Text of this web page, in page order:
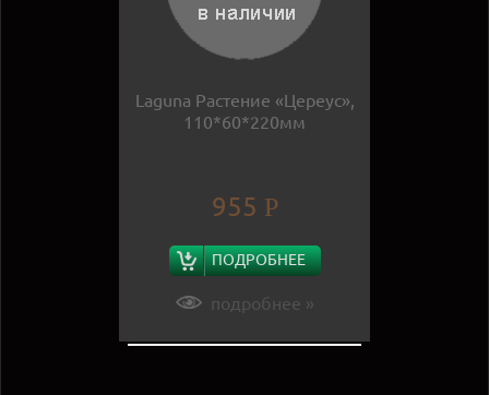
Laguna Растение «Цереус»,
110*60*220мм
955 Р
ПОДРОБНЕЕ
подробнее »